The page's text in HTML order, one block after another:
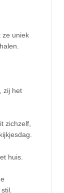
ze uniek
zij het
zichzelf,
huis.